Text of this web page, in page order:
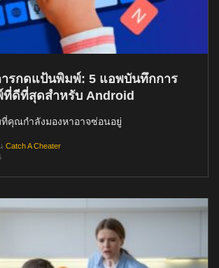
รกดแป้นพิมพ์: 5 แอพบันทึกการ
ดีที่สุดสำหรับ Android
คุณกำลังมองหาอาจซ่อนอยู่
Catch A Cheater